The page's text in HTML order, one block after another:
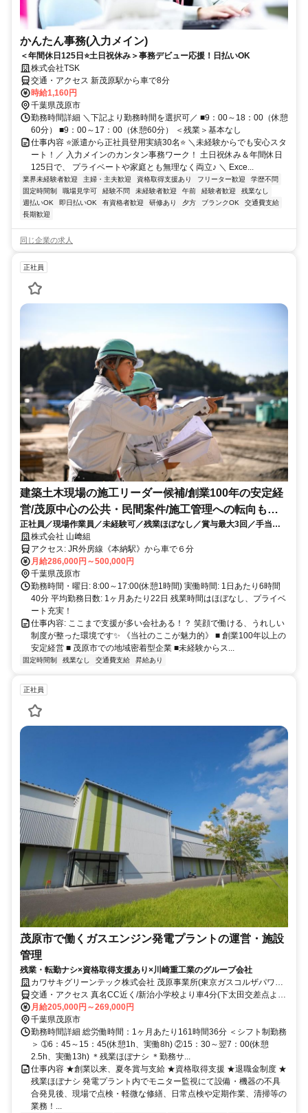
かんたん事務(入力メイン)
＜年間休日125日⭐土日祝休み＞事務デビュー応援！日払いOK
株式会社TSK
交通・アクセス 新茂原駅から車で8分
時給1,160円
千葉県茂原市
勤務時間詳細 ＼下記より勤務時間を選択可／ ■9：00～18：00（休憩
60分） ■9：00～17：00（休憩60分） ＜残業＞基本なし
仕事内容 ⭐派遣から正社員登用実績30名⭐ ＼未経験からでも安心スタ
ート！／ 入力メインのカンタン事務ワーク！ 土日祝休み＆年間休日
125日で、 プライベートや家庭とも無理なく両立♪ ＼ Exce...
業界未経験者歓迎 主婦・主夫歓迎 資格取得支援あり フリーター歓迎
学歴不問
固定時間制
職場見学可 経験不問 未経験者歓迎 午前 経験者歓迎
残業なし
週払いOK
即日払いOK 有資格者歓迎 研修あり 夕方 ブランクOK
交通費支給
長期歓迎
同じ企業の求人
正社員
建築土木現場の施工リーダー候補/創業100年の安定経
営/茂原中心の公共・民間案件/施工管理への転向も応
援
正社員／現場作業員／未経験可／残業ほぼなし／賞与最大3回／手当充
実 株式会社 山﨑組
アクセス: JR外房線《本納駅》から車で６分
月給286,000円～500,000円
千葉県茂原市
勤務時間・曜日: 8:00～17:00(休憩1時間) 実働時間: 1日あたり6時間
40分 平均勤務日数: 1ヶ月あたり22日 残業時間はほぼなし、プライベ
ート充実！
仕事内容: ここまで支援が多い会社ある！？ 笑顔で働ける、うれしい
制度が整った環境です✨ 《当社のここが魅力的》 ■ 創業100年以上の
安定経営 ■ 茂原市での地域密着型企業 ■未経験からス...
固定時間制 残業なし 交通費支給 昇給あり
正社員
茂原市で働くガスエンジン発電プラントの運営・施設
管理
残業・転勤ナシ×資格取得支援あり×川崎重工業のグループ会社
カワサキグリーンテック株式会社 茂原事業所(東京ガスコルザパワー
茂原パワーステーション内)
交通・アクセス 真名CC近く/新治小学校より車4分(下太田交差点より
車2分) ※車・バイク通勤OK
月給205,000円～269,000円
千葉県茂原市
勤務時間詳細 総労働時間：1ヶ月あたり161時間36分 ＜シフト制勤務
＞ ➀6：45～15：45(休憩1h、実働8h) ②15：30～翌7：00(休憩
2.5h、実働13h) ＊残業ほぼナシ ＊勤務サ...
仕事内容 ★創業以来、夏冬賞与支給 ★資格取得支援 ★退職金制度 ★
残業ほぼナシ 発電プラント内でモニター監視にて設備・機器の不具
合発見後、現場で点検・軽微な修繕、日常点検や定期作業、清掃等の
業務！...